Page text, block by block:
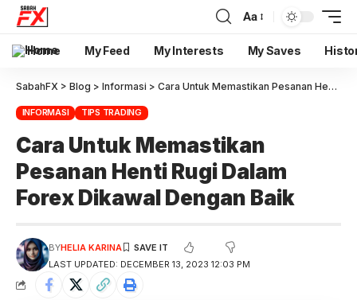
Aa
Home My Feed My Interests My Saves
SabahFX > Blog > Informasi > Cara Untuk Memastikan Pesanan Henti Rugi Dalam Forex Dikawal Dengan Baik
INFORMASI TIPS TRADING
Cara Untuk Memastikan
Pesanan Henti Rugi Dalam
Forex Dikawal Dengan Baik
LAST UPDATED: DECEMBER 13, 2023 12:03 PM
BYHELIA KARINA